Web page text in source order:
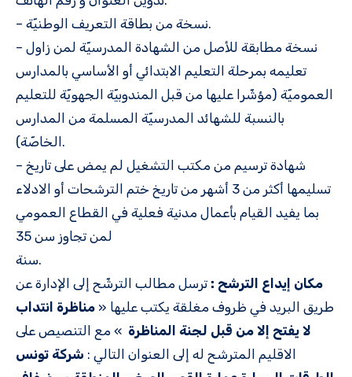
– نسخة من بطاقة التعريف الوطنيّة.
– نسخة مطابقة للأصل من الشهادة المدرسيّة لمن زاول
تعليمه بمرحلة التعليم الابتدائي أو الأساسي بالمدارس
العموميّة (مؤشّرا عليها من قبل المندوبيّة الجهويّة للتعليم
بالنسبة للشهائد المدرسيّة المسلمة من المدارس
الخاصّة).
– شهادة ترسيم من مكتب التشغيل لم يمض على تاريخ
تسليمها أكثر من 3 أشهر من تاريخ ختم الترشحات أو الادلاء
بما يفيد القيام بأعمال مدنية فعلية في القطاع العمومي
لمن تجاوز سن 35
سنة.
مكان إيداع الترشح : ترسل مطالب الترشّح إلى الإدارة عن
طريق البريد في ظروف مغلقة يكتب عليها « مناظرة انتداب
لا يفتح إلا من قبل لجنة المناظرة » مع التنصيص على
الاقليم المترشح له إلى العنوان التالي : شركة تونس